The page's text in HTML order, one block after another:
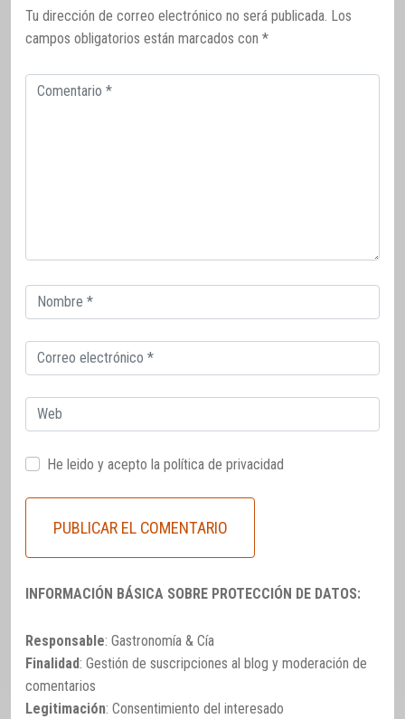
Tu dirección de correo electrónico no será publicada. Los
campos obligatorios están marcados con *
Comentario
Correo
electrónico
Correo
electrónico
Web
He leido y acepto la política de privacidad
INFORMACIÓN BÁSICA SOBRE PROTECCIÓN DE DATOS:
Responsable: Gastronomía & Cía
Finalidad: Gestión de suscripciones al blog y moderación de
comentarios
Legitimación: Consentimiento del interesado